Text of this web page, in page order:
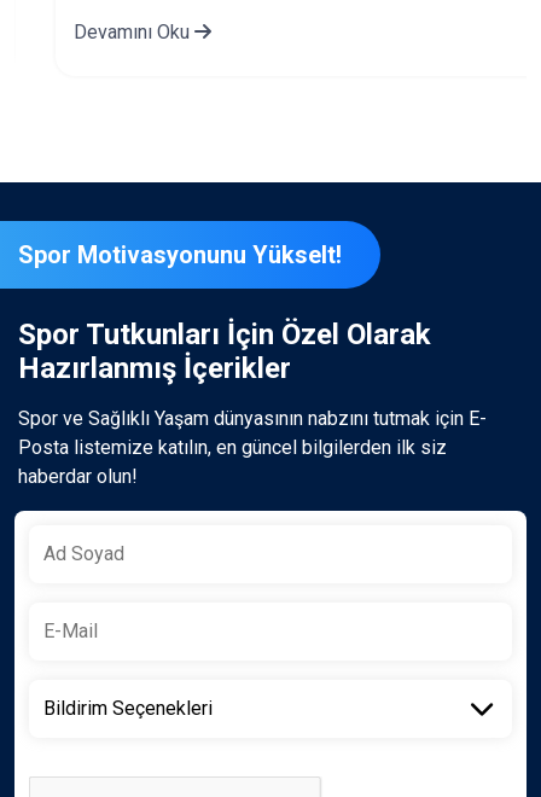
Devamını Oku
Spor Motivasyonunu Yükselt!
Spor Tutkunları İçin Özel Olarak
Hazırlanmış İçerikler
Spor ve Sağlıklı Yaşam dünyasının nabzını tutmak için E-
Posta listemize katılın, en güncel bilgilerden ilk siz
haberdar olun!